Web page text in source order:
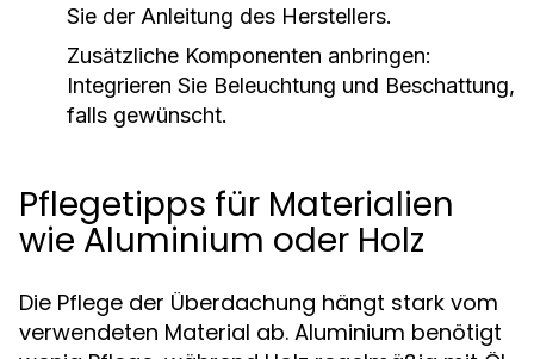
Sie der Anleitung des Herstellers.
Zusätzliche Komponenten anbringen:
Integrieren Sie Beleuchtung und Beschattung,
falls gewünscht.
Pflegetipps für Materialien
wie Aluminium oder Holz
Die Pflege der Überdachung hängt stark vom
verwendeten Material ab. Aluminium benötigt